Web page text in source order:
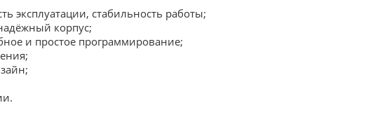
эксплуатации, стабильность работы;
корпус;
и простое программирование;